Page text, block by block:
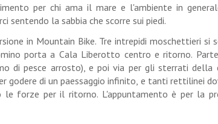
per chi ama il mare e l'ambiente in
sentendo la sabbia che scorre sui piedi.
in Mountain Bike. Tre intrepidi moschettieri si
porta a Cala Liberotto centro e ritorno.
di pesce arrosto), e poi via per gli sterrati della
godere di un paessaggio infinito, e tanti rettilinei
forze per il ritorno. L'appuntamento è per la